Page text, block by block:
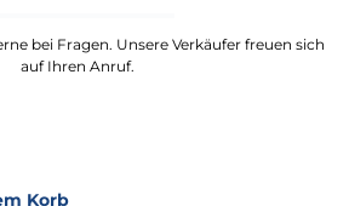
bei Fragen. Unsere Verkäufer freuen sich
auf Ihren Anruf.
Korb